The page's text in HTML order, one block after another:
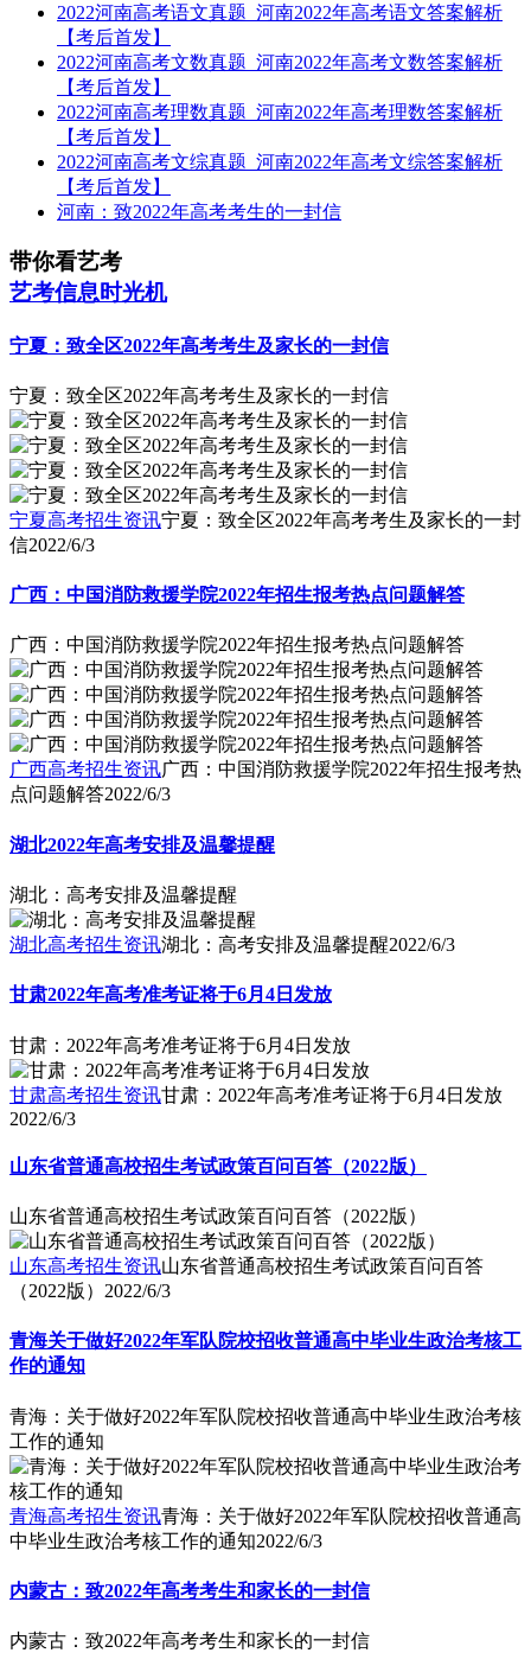
2022河南高考语文真题_河南2022年高考语文答案解析
【考后首发】
2022河南高考文数真题_河南2022年高考文数答案解析
【考后首发】
2022河南高考理数真题_河南2022年高考理数答案解析
【考后首发】
2022河南高考文综真题_河南2022年高考文综答案解析
【考后首发】
河南：致2022年高考考生的一封信
带你看艺考
艺考信息时光机
宁夏：致全区2022年高考考生及家长的一封信
宁夏：致全区2022年高考考生及家长的一封信
宁夏高考招生资讯宁夏：致全区2022年高考考生及家长的一封
信2022/6/3
广西：中国消防救援学院2022年招生报考热点问题解答
广西：中国消防救援学院2022年招生报考热点问题解答
广西高考招生资讯广西：中国消防救援学院2022年招生报考热
点问题解答2022/6/3
湖北2022年高考安排及温馨提醒
湖北：高考安排及温馨提醒
湖北高考招生资讯湖北：高考安排及温馨提醒2022/6/3
甘肃2022年高考准考证将于6月4日发放
甘肃：2022年高考准考证将于6月4日发放
甘肃高考招生资讯甘肃：2022年高考准考证将于6月4日发放
2022/6/3
山东省普通高校招生考试政策百问百答（2022版）
山东省普通高校招生考试政策百问百答（2022版）
山东高考招生资讯山东省普通高校招生考试政策百问百答
（2022版） 2022/6/3
青海关于做好2022年军队院校招收普通高中毕业生政治考核工
作的通知
青海：关于做好2022年军队院校招收普通高中毕业生政治考核
工作的通知
青海高考招生资讯青海：关于做好2022年军队院校招收普通高
中毕业生政治考核工作的通知2022/6/3
内蒙古：致2022年高考考生和家长的一封信
内蒙古：致2022年高考考生和家长的一封信